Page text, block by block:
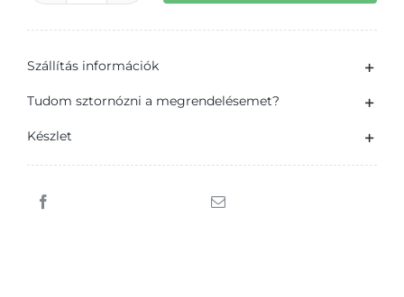
Dunántúli
Cabernet
Szállítás információk
Tudom sztornózni a megrendelésemet?
Készlet